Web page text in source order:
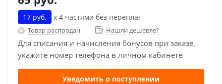
17 руб. х 4 частями без переплат
Товар распродан Нашли дешевле?
Для списания и начисления бонусов при заказе,
укажите номер телефона в личном кабинете
Уведомить о поступлении